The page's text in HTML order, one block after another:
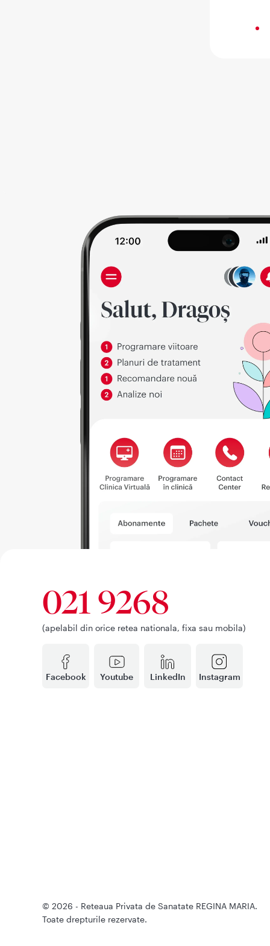
Facebook Youtube LinkedIn Instagram
021 9268
(apelabil din orice retea nationala, fixa sau mobila)
© 2026 - Reteaua Privata de Sanatate REGINA MARIA.
Toate drepturile rezervate.